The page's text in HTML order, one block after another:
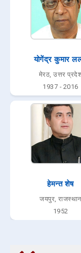
योगेंद्र कुमार
मेरठ, उत्तर
1937 - 2016
हेमन्त शेष
जयपुर, राजस्थान
1952